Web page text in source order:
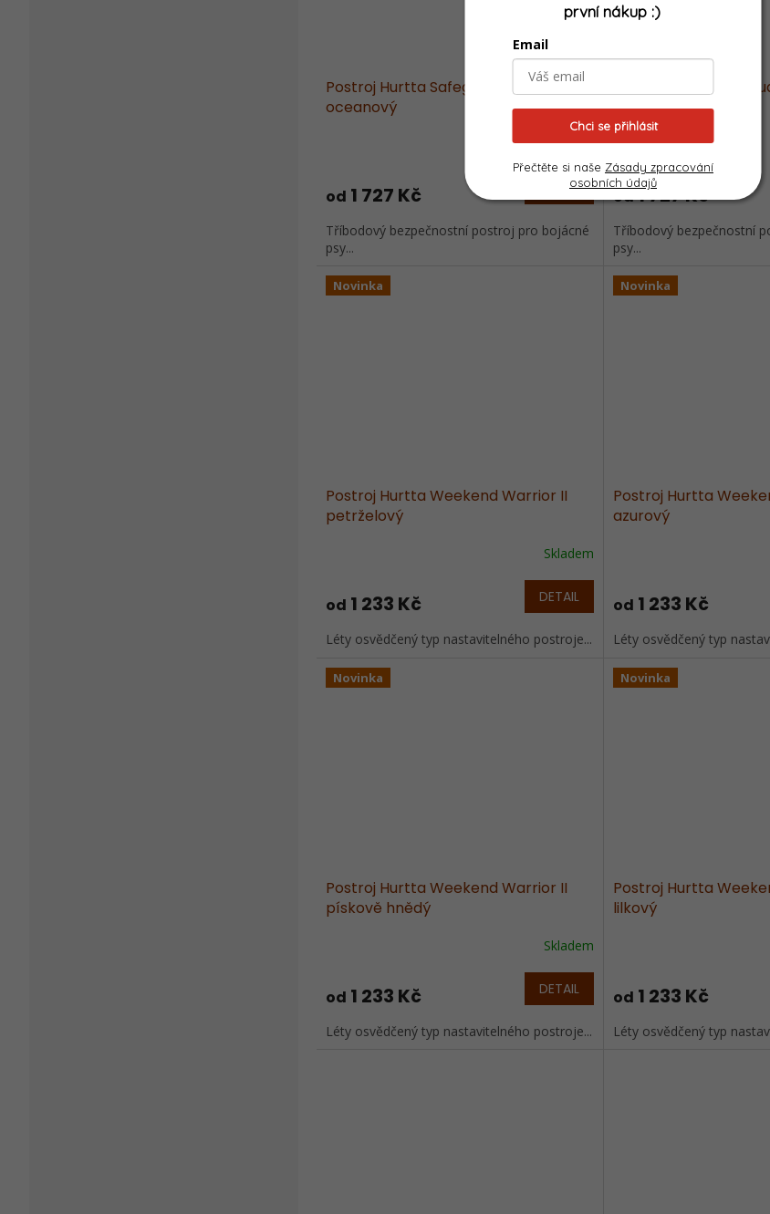
Z
D
A
R
M
A
ZDARMA
Postroj Hurtta Safeguard ECO
oceanový
Skladem
od 1 727 Kč DETAIL
Tříbodový bezpečnostní postroj pro bojácné
psy...
Postroj Hurtta
jahodový
od1 727 Kč
Tříbodový bezpečnostní
psy...
Novinka
Postroj Hurtta Weekend Warrior II
petrželový
Skladem
od 1 233 Kč DETAIL
Léty osvědčený typ nastavitelného postroje...
Novinka
Postroj Hurtta
azurový
od 1 233 Kč
Léty osvědčený typ
Novinka
Postroj Hurtta Weekend Warrior II
pískově hnědý
Skladem
od 1 233 Kč DETAIL
Léty osvědčený typ nastavitelného postroje...
Novinka
Postroj Hurtta
lilkový
od 1 233 Kč
Léty osvědčený typ
první nákup :)
Email
Chci se přihlásit
Přečtěte si naše Zásady zpracování
osobních údajů